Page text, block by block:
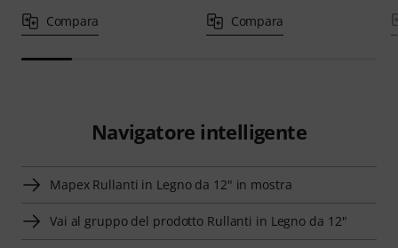
Compara Compara
Navigatore intelligente
Mapex Rullanti in Legno da 12" in mostra
Vai al gruppo del prodotto Rullanti in Legno da 12"